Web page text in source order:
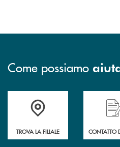
Come possiamo
Accedi all' elenco completo delle
TROVA LA FILIALE
Hai
CONTATTO